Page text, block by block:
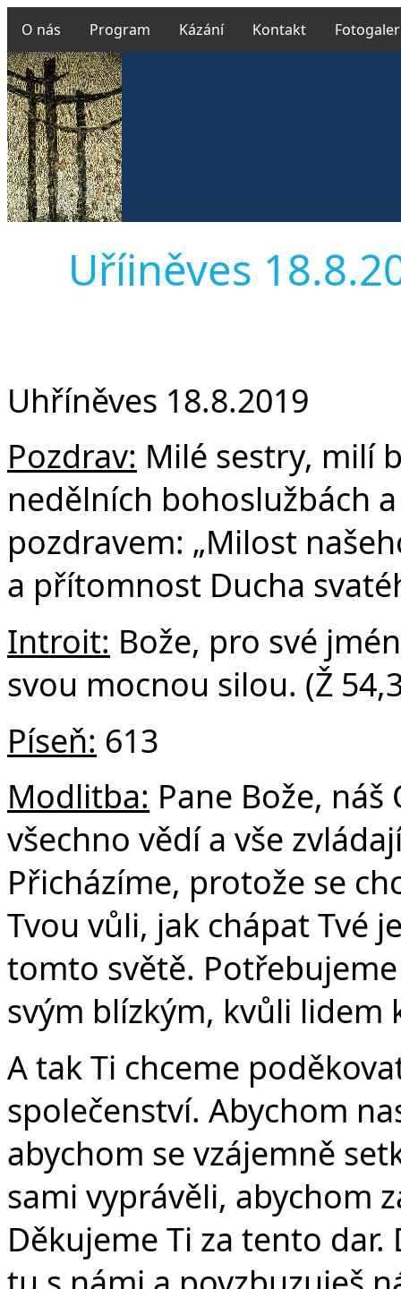
O nás Program Kázání Kontakt
Uříiněves
Uhříněves 18.8.2019
Pozdrav: Milé sestry, milí
nedělních bohoslužbách
pozdravem: „Milost
a přítomnost Ducha
Introit: Bože, pro své
svou mocnou silou. (Ž
Píseň: 613
Modlitba: Pane Bože,
všechno vědí a vše
Přicházíme, protože se
Tvou vůli, jak chápat Tvé
tomto světě.
svým blízkým, kvůli lidem
A tak Ti chceme
společenství. Abychom
abychom se vzájemně
sami vyprávěli, abychom
Děkujeme Ti za tento